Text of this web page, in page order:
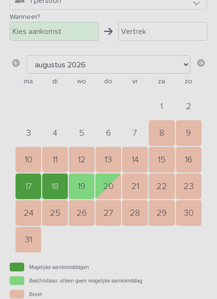
Wanneer?
ma di wo do vr za zo
1 2
3 4 5 6 7 8 9
10 11 12 13 14 15 16
17 18 19 20 21 22 23
24 25 26 27 28 29 30
31
Mogelijke aankomstdagen
Beschikbaar, alleen geen mogelijke aankomstdag
Bezet